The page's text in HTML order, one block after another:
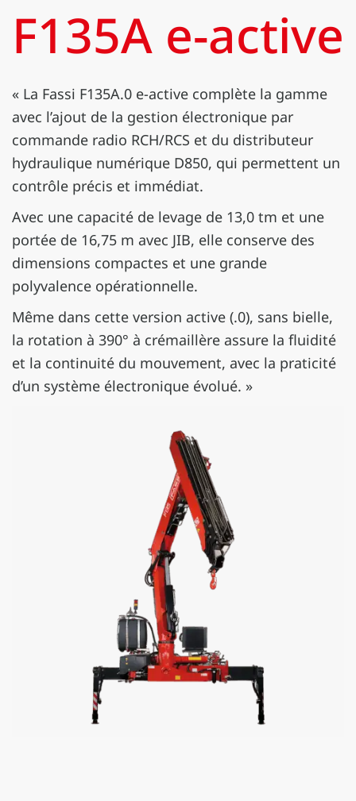
F135A e-active
« La Fassi F135A.0 e-active complète la gamme
avec l’ajout de la gestion électronique par
commande radio RCH/RCS et du distributeur
hydraulique numérique D850, qui permettent un
contrôle précis et immédiat.
Avec une capacité de levage de 13,0 tm et une
portée de 16,75 m avec JIB, elle conserve des
dimensions compactes et une grande
polyvalence opérationnelle.
Même dans cette version active (.0), sans bielle,
la rotation à 390° à crémaillère assure la fluidité
et la continuité du mouvement, avec la praticité
d’un système électronique évolué. »